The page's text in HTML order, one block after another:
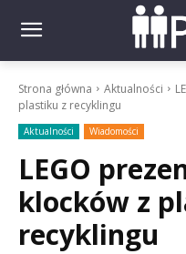
Strona główna Aktualności
plastiku z recyklingu
Aktualności Wiadomości
LEGO
klocków z
recyklingu